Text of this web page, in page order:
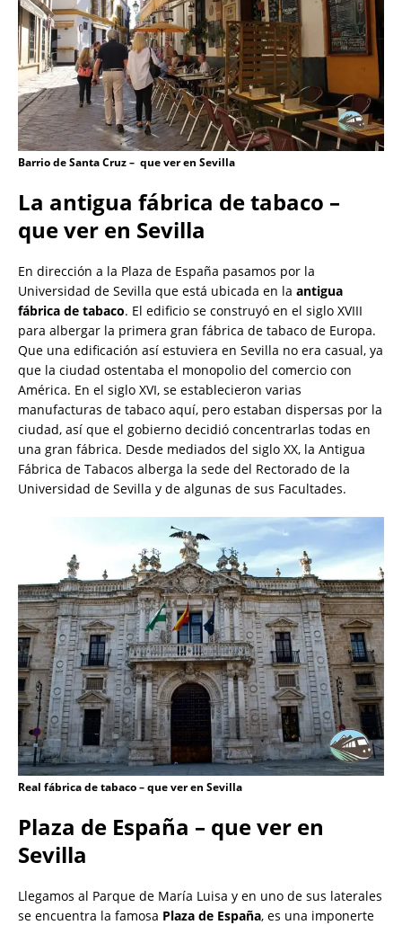
Barrio de Santa Cruz – que ver en Sevilla
La antigua fábrica de tabaco –
que ver en Sevilla
En dirección a la Plaza de España pasamos por la
Universidad de Sevilla que está ubicada en la antigua
fábrica de tabaco. El edificio se construyó en el siglo XVIII
para albergar la primera gran fábrica de tabaco de Europa.
Que una edificación así estuviera en Sevilla no era casual, ya
que la ciudad ostentaba el monopolio del comercio con
América. En el siglo XVI, se establecieron varias
manufacturas de tabaco aquí, pero estaban dispersas por la
ciudad, así que el gobierno decidió concentrarlas todas en
una gran fábrica. Desde mediados del siglo XX, la Antigua
Fábrica de Tabacos alberga la sede del Rectorado de la
Universidad de Sevilla y de algunas de sus Facultades.
Real fábrica de tabaco – que ver en Sevilla
Plaza de España – que ver en
Sevilla
Llegamos al Parque de María Luisa y en uno de sus laterales
se encuentra la famosa Plaza de España, es una imponerte